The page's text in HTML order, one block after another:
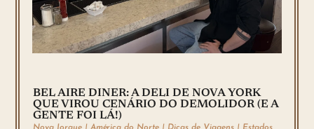
BEL AIRE DINER: A DELI DE NOVA YORK
QUE VIROU CENÁRIO DO DEMOLIDOR (E A
GENTE FOI LÁ!)